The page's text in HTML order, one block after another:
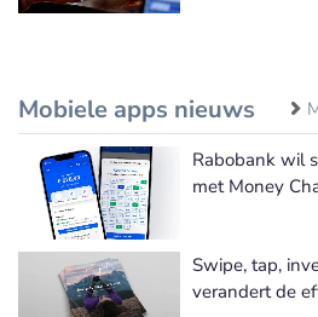
Mobiele apps nieuws
Rabobank wil
met Money
Swipe, tap,
verandert de